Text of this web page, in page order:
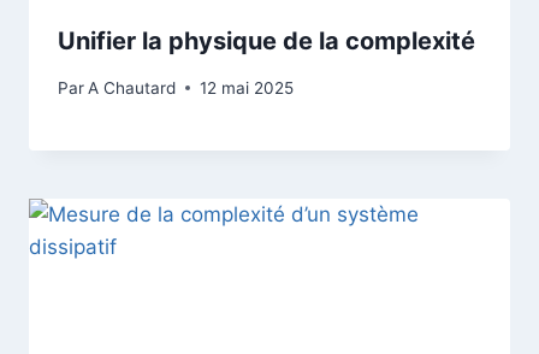
Unifier la physique de la complexité
ParA Chautard 12 mai 2025